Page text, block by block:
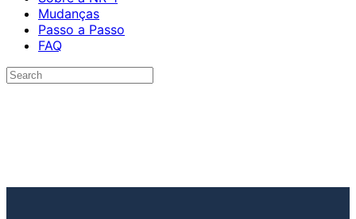
Mudanças
Passo a Passo
FAQ